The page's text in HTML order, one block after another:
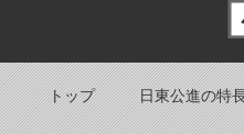
トップ 日東公進の特